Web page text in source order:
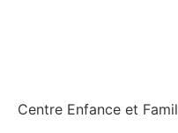
Centre Enfance et